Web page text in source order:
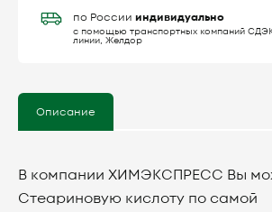
по России индивидуально
с помощью транспортных компаний
линии, Желдор
Описание
В компании ХИМЭКСПРЕСС Вы
Стеариновую кислоту по самой